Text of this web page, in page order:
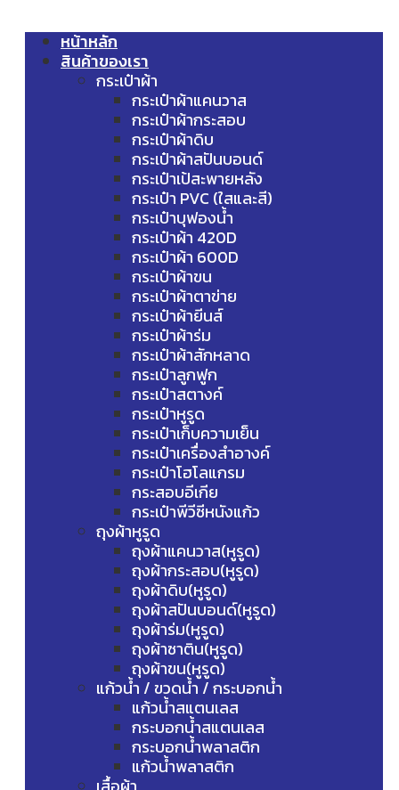
หน้าหลัก
สินค้าของเรา
กระเป๋าผ้า
กระเป๋าผ้าแคนวาส
กระเป๋าผ้ากระสอบ
กระเป๋าผ้าดิบ
กระเป๋าผ้าสปันบอนด์
กระเป๋าเป้สะพายหลัง
กระเป๋า PVC (ใสและสี)
กระเป๋าบุฟองน้ำ
กระเป๋าผ้า 420D
กระเป๋าผ้า 600D
กระเป๋าผ้าขน
กระเป๋าผ้าตาข่าย
กระเป๋าผ้ายีนส์
กระเป๋าผ้าร่ม
กระเป๋าผ้าสักหลาด
กระเป๋าลูกฟูก
กระเป๋าสตางค์
กระเป๋าหูรูด
กระเป๋าเก็บความเย็น
กระเป๋าเครื่องสำอางค์
กระเป๋าโฮโลแกรม
กระสอบอีเกีย
กระเป๋าพีวีซีหนังแก้ว
ถุงผ้าหูรูด
ถุงผ้าแคนวาส(หูรูด)
ถุงผ้ากระสอบ(หูรูด)
ถุงผ้าดิบ(หูรูด)
ถุงผ้าสปันบอนด์(หูรูด)
ถุงผ้าร่ม(หูรูด)
ถุงผ้าซาติน(หูรูด)
ถุงผ้าขน(หูรูด)
แก้วน้ำ / ขวดน้ำ / กระบอกน้ำ
แก้วน้ำสแตนเลส
กระบอกน้ำสแตนเลส
กระบอกน้ำพลาสติก
แก้วน้ำพลาสติก